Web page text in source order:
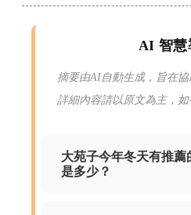
AI 智慧
摘要由AI自動生成，旨在協
詳細內容請以原文為主，如
大苑子今年冬天有推薦
是多少？